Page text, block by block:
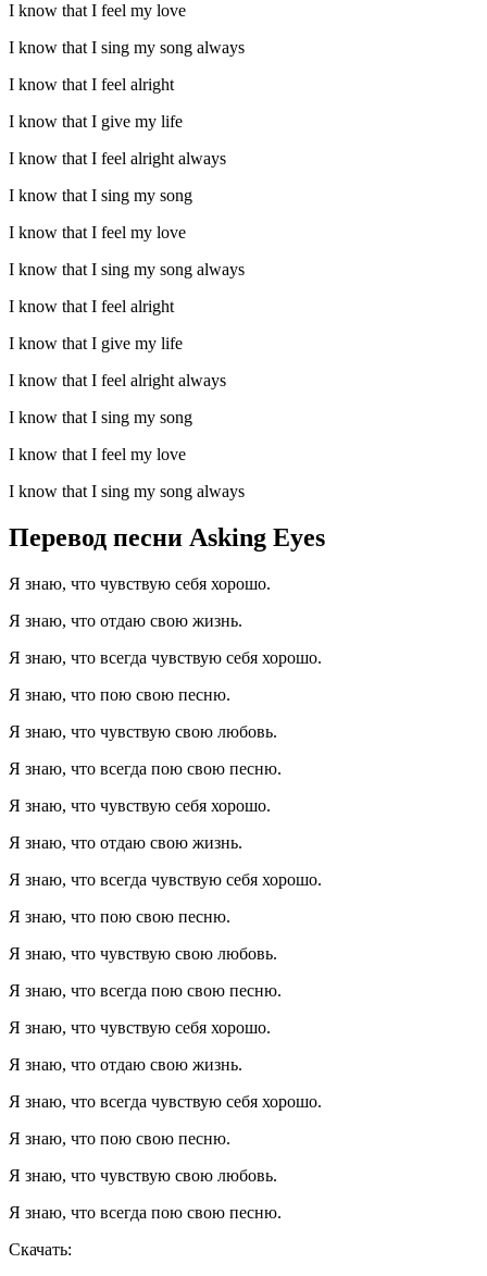
I know that I feel my love
I know that I sing my song always
I know that I feel alright
I know that I give my life
I know that I feel alright always
I know that I sing my song
I know that I feel my love
I know that I sing my song always
I know that I feel alright
I know that I give my life
I know that I feel alright always
I know that I sing my song
I know that I feel my love
I know that I sing my song always
Перевод песни Asking Eyes
Я знаю, что чувствую себя хорошо.
Я знаю, что отдаю свою жизнь.
Я знаю, что всегда чувствую себя хорошо.
Я знаю, что пою свою песню.
Я знаю, что чувствую свою любовь.
Я знаю, что всегда пою свою песню.
Я знаю, что чувствую себя хорошо.
Я знаю, что отдаю свою жизнь.
Я знаю, что всегда чувствую себя хорошо.
Я знаю, что пою свою песню.
Я знаю, что чувствую свою любовь.
Я знаю, что всегда пою свою песню.
Я знаю, что чувствую себя хорошо.
Я знаю, что отдаю свою жизнь.
Я знаю, что всегда чувствую себя хорошо.
Я знаю, что пою свою песню.
Я знаю, что чувствую свою любовь.
Я знаю, что всегда пою свою песню.
Скачать: